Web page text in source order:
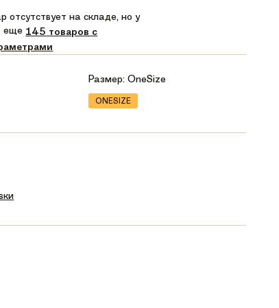
отсутствует на складе, но у
еще 145 товаров с
Размер:OneSize
ONESIZE